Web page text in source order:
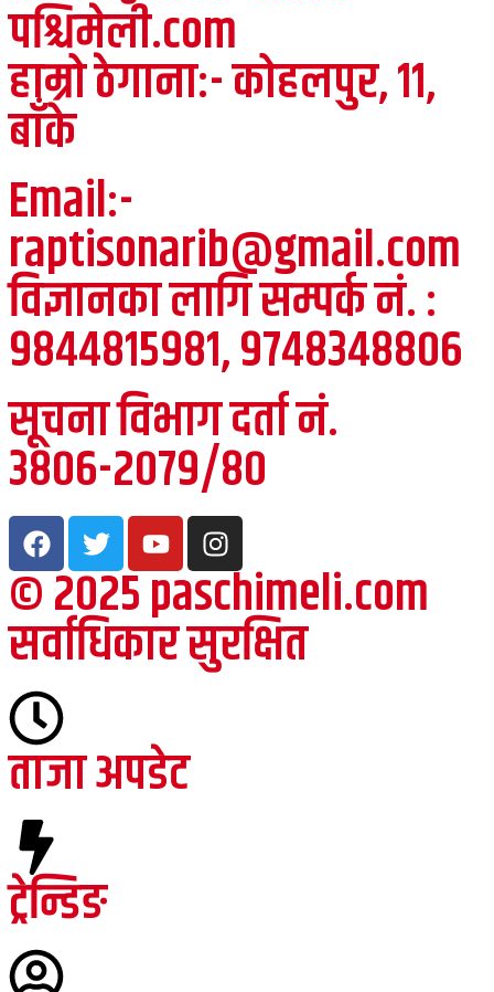
पश्चिमेली.com
हाम्रो ठेगाना:- कोहलपुर, ११,
बाँके
Email:-
raptisonarib@gmail.com
विज्ञानका लागि सम्पर्क नं. :
९८४४८१५९८१, ९७४८३४८८०६
सूचना विभाग दर्ता नं.
३८०६-२०७९/८०
© २०२५ paschimeli.com
सर्वाधिकार सुरक्षित
ताजा अपडेट
ट्रेन्डिङ